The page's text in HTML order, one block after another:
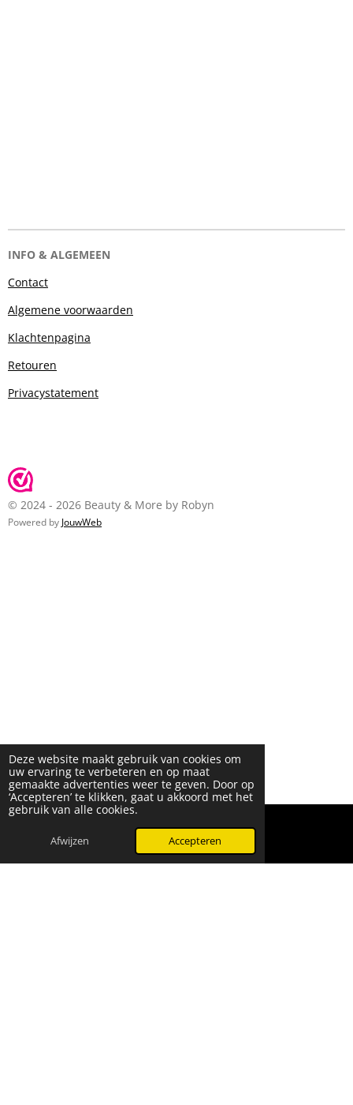
Deze website maakt gebruik van cookies om
uw ervaring te verbeteren en op maat
gemaakte advertenties weer te geven. Door op
‘Accepteren’ te klikken, gaat u akkoord met het
gebruik van alle cookies.
Afwijzen Accepteren
INFO & ALGEMEEN
Contact
Algemene voorwaarden
Klachtenpagina
Retouren
Privacystatement
© 2024 - 2026 Beauty & More by Robyn
Powered by JouwWeb
WhatsApp